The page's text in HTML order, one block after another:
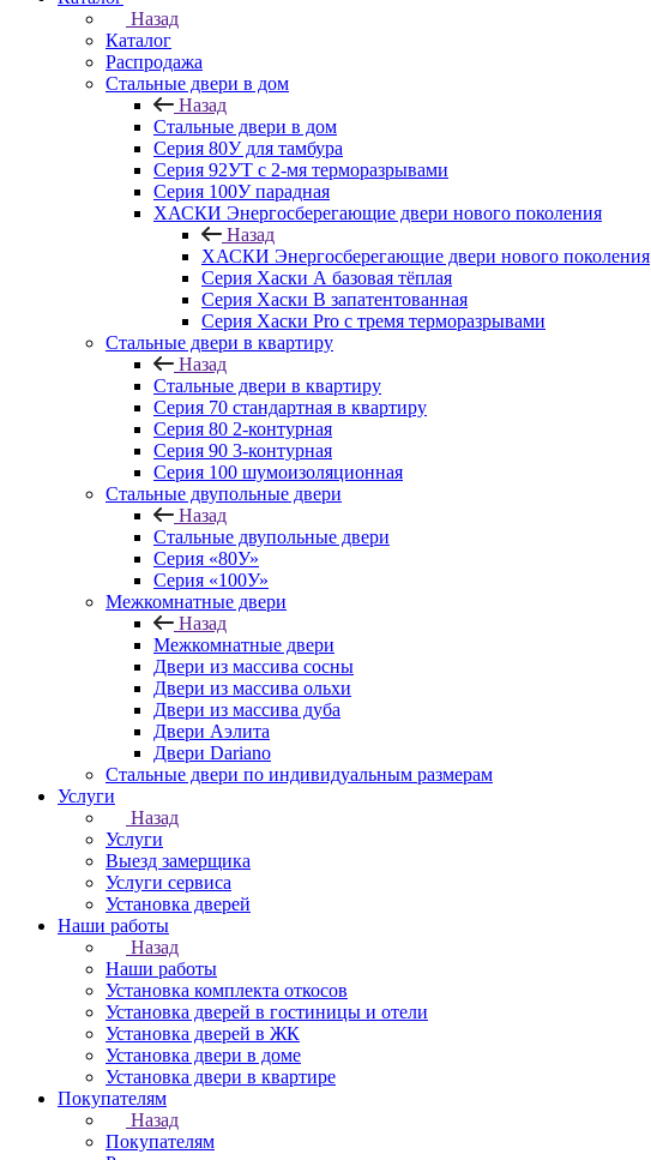
Назад
Каталог
Распродажа
Стальные двери в дом
Назад
Стальные двери в дом
Серия 80У для тамбура
Серия 92УТ с 2-мя терморазрывами
Серия 100У парадная
ХАСКИ Энергосберегающие двери нового поколения
Назад
ХАСКИ Энергосберегающие двери нового поколения
Серия Хаски А базовая тёплая
Серия Хаски B запатентованная
Серия Хаски Pro с тремя терморазрывами
Стальные двери в квартиру
Назад
Стальные двери в квартиру
Серия 70 стандартная в квартиру
Серия 80 2-контурная
Серия 90 3-контурная
Серия 100 шумоизоляционная
Стальные двупольные двери
Назад
Стальные двупольные двери
Серия «80У»
Серия «100У»
Межкомнатные двери
Назад
Межкомнатные двери
Двери из массива сосны
Двери из массива ольхи
Двери из массива дуба
Двери Аэлита
Двери Dariano
Стальные двери по индивидуальным размерам
Услуги
Назад
Услуги
Выезд замерщика
Услуги сервиса
Установка дверей
Наши работы
Назад
Наши работы
Установка комплекта откосов
Установка дверей в гостиницы и отели
Установка дверей в ЖК
Установка двери в доме
Установка двери в квартире
Покупателям
Назад
Покупателям